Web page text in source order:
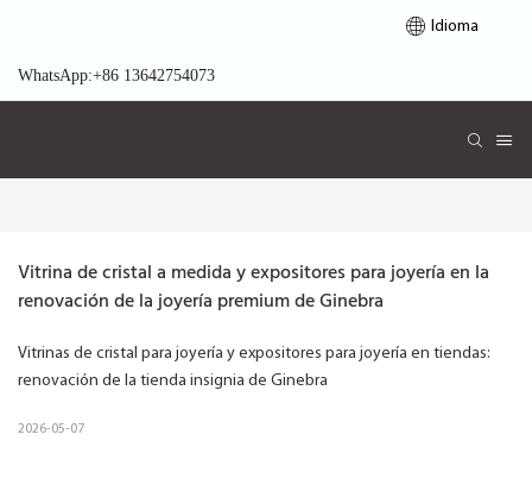
Idioma
WhatsApp:+86 13642754073
Vitrina de cristal a medida y expositores para joyería en la
renovación de la joyería premium de Ginebra
Vitrinas de cristal para joyería y expositores para joyería en tiendas:
renovación de la tienda insignia de Ginebra
2026-05-07